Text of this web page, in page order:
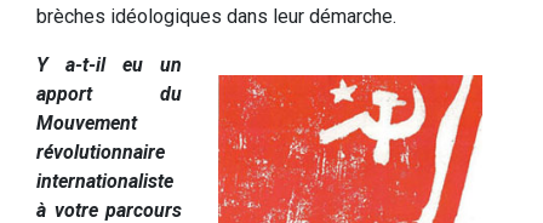
brèches idéologiques dans leur démarche.
Y a-t-il eu un
apport du
Mouvement
révolutionnaire
internationaliste
à votre parcours